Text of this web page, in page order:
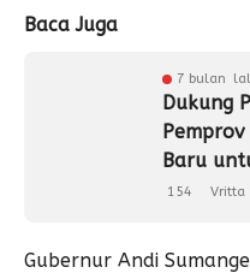
Baca Juga
7 bulan
Dukung
Baru
154 Vritta
Gubernur Andi